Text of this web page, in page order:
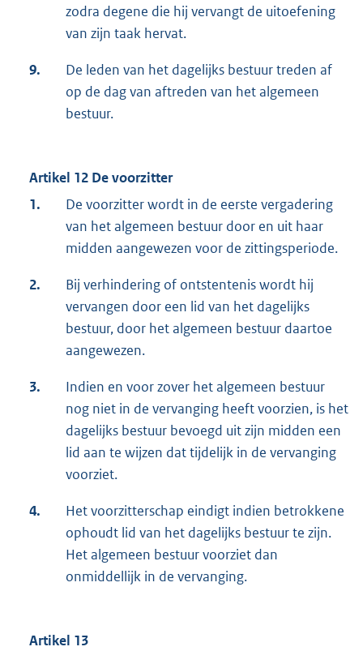
zodra degene die hij vervangt de uitoefening
van zijn taak hervat.
9.
De leden van het dagelijks bestuur treden af
op de dag van aftreden van het algemeen
bestuur.
Artikel 12 De voorzitter
1.
De voorzitter wordt in de eerste vergadering
van het algemeen bestuur door en uit haar
midden aangewezen voor de zittingsperiode.
2.
Bij verhindering of ontstentenis wordt hij
vervangen door een lid van het dagelijks
bestuur, door het algemeen bestuur daartoe
aangewezen.
3.
Indien en voor zover het algemeen bestuur
nog niet in de vervanging heeft voorzien, is het
dagelijks bestuur bevoegd uit zijn midden een
lid aan te wijzen dat tijdelijk in de vervanging
voorziet.
4.
Het voorzitterschap eindigt indien betrokkene
ophoudt lid van het dagelijks bestuur te zijn.
Het algemeen bestuur voorziet dan
onmiddellijk in de vervanging.
Artikel 13